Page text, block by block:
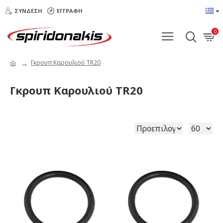
ΣΎΝΔΕΣΗ ΕΓΓΡΑΦΉ
0
Γκρουπ Καρουλιού TR20
Γκρουπ Καρουλιού TR20